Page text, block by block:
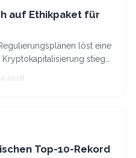
auf Ethikpaket für
löst eine
Kryptokapitalisierung stieg
2026
Top-10-Rekord